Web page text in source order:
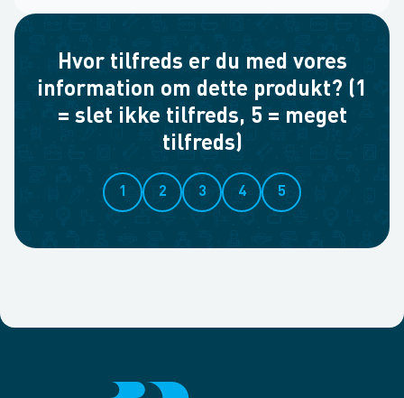
Hvor tilfreds er du med vores
information om dette produkt? (1
= slet ikke tilfreds, 5 = meget
tilfreds)
1 2 3 4 5